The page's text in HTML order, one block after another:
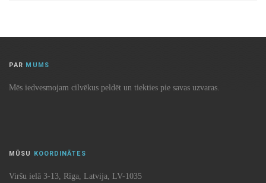
PAR MUMS
Mēs iedvesmojam cilvēkus peldēt un tiekties pie savas uzvaras.
MŪSU KOORDINĀTES
Viršu ielā 3-13, Rīga, Latvija, LV-1035